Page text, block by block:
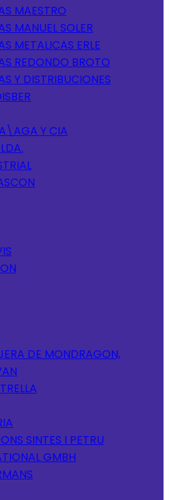
MAESTRO
MANUEL SOLER
METALICAS ERLE
REDONDO BROTO
Y DISTRIBUCIONES
Y CIA
DE MONDRAGON,
SINTES I PETRU
GMBH